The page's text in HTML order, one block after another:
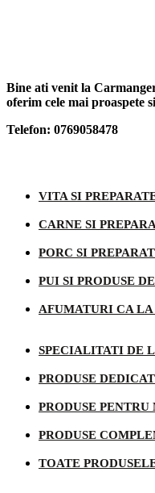
Bine ati venit la
oferim cele mai proaspete
Telefon: 0769058478
VITA SI
CARNE SI
PORC SI
PUI SI PRODUSE
AFUMATURI CA
SPECIALITATI DE
PRODUSE
PRODUSE PENTRU
PRODUSE
TOATE